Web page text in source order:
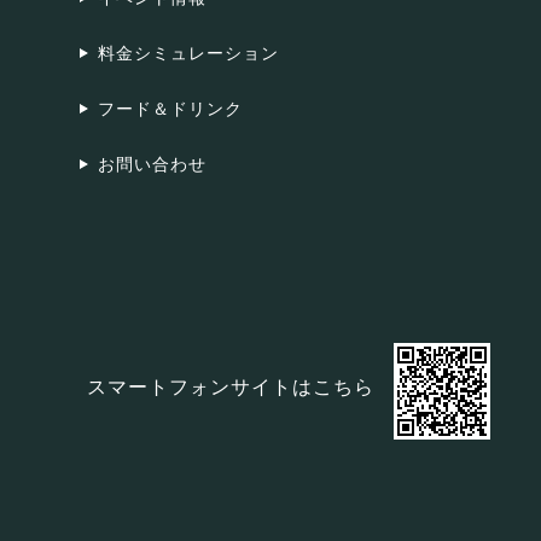
料金シミュレーション
フード＆ドリンク
お問い合わせ
スマートフォンサイトはこちら